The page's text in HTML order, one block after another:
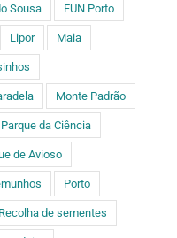
Sousa FUN Porto
Lipor Maia
Monte Padrão
Parque da Ciência
de Avioso
Porto
Recolha de sementes